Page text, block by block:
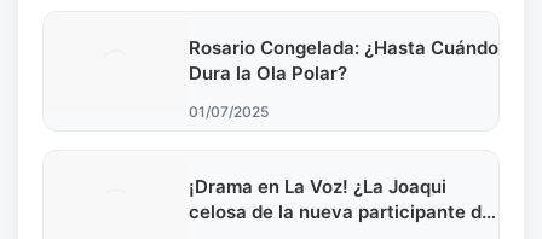
Rosario Congelada: ¿Hasta Cuándo
Dura la Ola Polar?
01/07/2025
¡Drama en La Voz! ¿La Joaqui
celosa de la nueva participante de